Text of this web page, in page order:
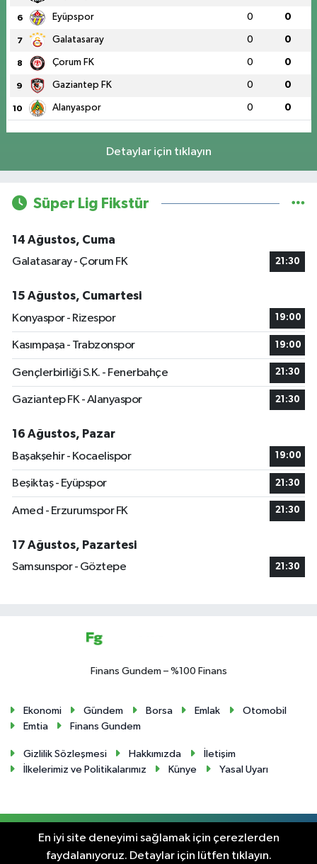
6 Eyüpspor 0 0
7 Galatasaray 0 0
8 Çorum FK 0 0
9 Gaziantep FK 0 0
10 Alanyaspor 0 0
Detaylar için tıklayın
Süper Lig Fikstür
14 Ağustos, Cuma
Galatasaray - Çorum FK
21:30
15 Ağustos, Cumartesi
Konyaspor - Rizespor
19:00
Kasımpaşa - Trabzonspor 19:00
Gençlerbirliği S.K. - Fenerbahçe 21:30
Gaziantep FK - Alanyaspor 21:30
16 Ağustos, Pazar
Başakşehir - Kocaelispor
19:00
Beşiktaş - Eyüpspor 21:30
Amed - Erzurumspor FK 21:30
17 Ağustos, Pazartesi
Samsunspor - Göztepe
21:30
Finans Gundem – %100 Finans
Ekonomi Gündem Borsa Emlak
Otomobil
Emtia
Finans Gundem
Gizlilik Sözleşmesi Hakkımızda
İletişim
İlkelerimiz ve Politikalarımız
Künye Yasal Uyarı
RSS Copyright © 2024. Her hakkı saklıdır.
En iyi site deneyimi sağlamak için çerezlerden
faydalanıyoruz. Detaylar için lütfen tıklayın.